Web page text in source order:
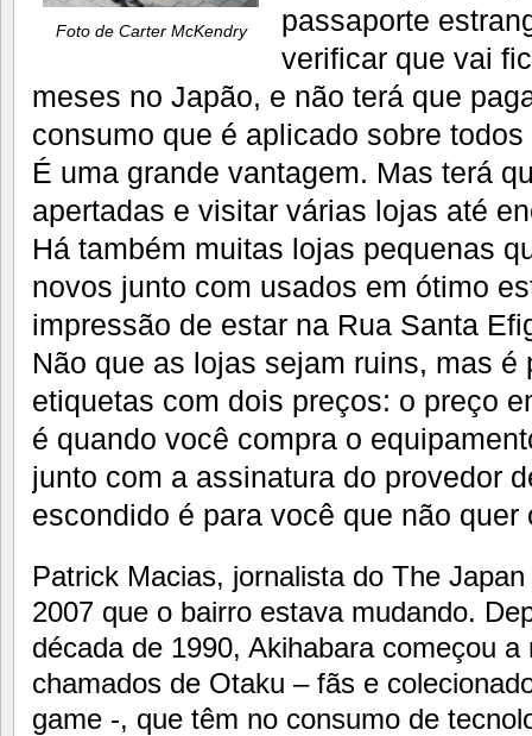
Foto de Carter McKendry
passaporte
verificar que vai
meses no Japão, e não terá que
consumo que é aplicado sobre
É uma grande vantagem. Mas terá
apertadas e visitar várias lojas até
Há também muitas lojas pequenas
novos junto com usados em ótimo
impressão de estar na Rua Santa
Não que as lojas sejam ruins, mas
etiquetas com dois preços: o preço
é quando você compra o
junto com a assinatura do provedor
escondido é para você que não
Patrick Macias, jornalista do The
2007 que o bairro estava mudando.
década de 1990, Akihabara começou
chamados de Otaku – fãs e
game -, que têm no consumo de